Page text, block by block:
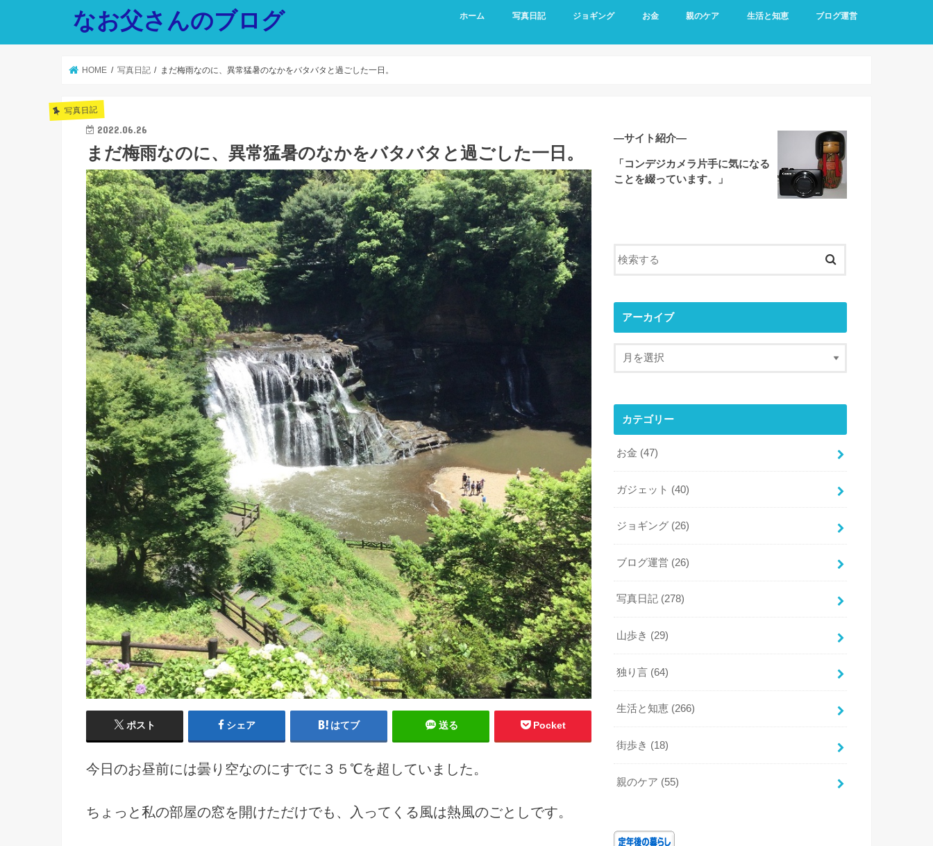
なお父さんのブログ ホーム 写真日記 ジョギング お金 親のケア 生活と知恵 ブログ運営
HOME 写真日記 まだ梅雨なのに、異常猛暑のなかをバタバタと過ごした一日。
写真日記
2022.06.26
まだ梅雨なのに、異常猛暑のなかをバタバタと過ごした一日。
ポスト シェア はてブ 送る Pocket
今日のお昼前には曇り空なのにすでに３５℃を超していました。
ちょっと私の部屋の窓を開けただけでも、入ってくる風は熱風のごとしです。
―サイト紹介―
「コンデジカメラ片手に気になる
ことを綴っています。」
アーカイブ
カテゴリー
お金 (47)
ガジェット (40)
ジョギング (26)
ブログ運営 (26)
写真日記 (278)
山歩き (29)
独り言 (64)
生活と知恵 (266)
街歩き (18)
親のケア (55)